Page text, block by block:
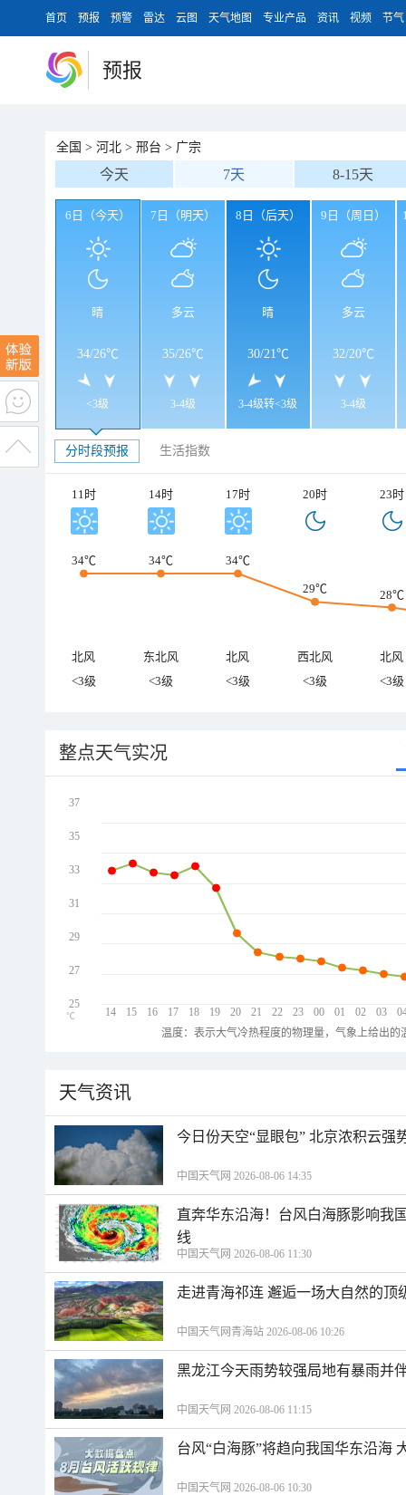
首页 预报 预警 雷达 云图 天气地图 专业产品 资讯 视频 节气
预报
全国 > 河北 > 邢台 > 广宗
今天 7天 8-15天
6日（今天）
晴
34/26℃
<3级
7日（明天）
多云
35/26℃
3-4级
8日（后天）
晴
30/21℃
3-4级转<3级
9日（周日）
多云
32/20℃
3-4级
分时段预报 生活指数
11时 14时 17时 20时 23时
34℃ 34℃ 34℃
29℃ 28℃
北风 东北风 北风 西北风
北风
<3级
<3级 <3级 <3级 <3级
整点天气实况
14 15 16 17 18 19 20 21 22 23 00 01 02 03
37
35
33
31
29
27
25
℃
温度：表示大气冷热程度的物理量，气象上给出
天气资讯
今日份天空“显眼包” 北京浓积云强
中国天气网 2026-08-06 14:35
直奔华东沿海！台风白海豚影响我
线
中国天气网 2026-08-06 11:30
走进青海祁连 邂逅一场大自然的顶
中国天气网青海站 2026-08-06 10:26
黑龙江今天雨势较强局地有暴雨并
中国天气网 2026-08-06 11:15
台风“白海豚”将趋向我国华东沿海
中国天气网 2026-08-06 10:30